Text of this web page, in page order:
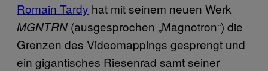
Romain Tardy hat mit seinem neuen Werk
MGNTRN (ausgesprochen „Magnotron“) die
Grenzen des Videomappings gesprengt und
ein gigantisches Riesenrad samt seiner